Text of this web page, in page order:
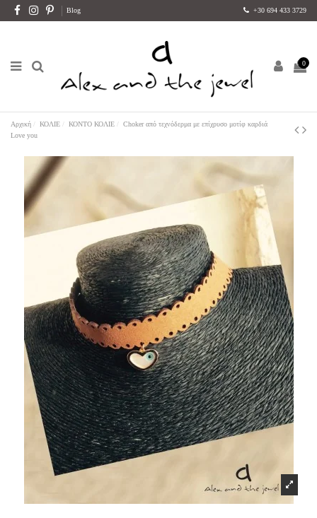
Blog +30 694 433 3729
0
Αρχική ΚΟΛΙΕ ΚΟΝΤΟ ΚΟΛΙΕ
Choker από τεχνόδερμα με επίχρυσο μοτίφ καρδιά
Love you